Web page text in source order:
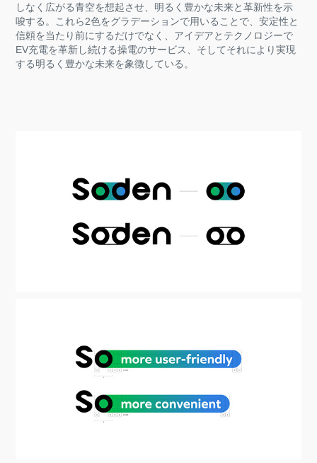
しなく広がる青空を想起させ、明るく豊かな未来と革新性を示
唆する。これら2色をグラデーションで用いることで、安定性と
信頼を当たり前にするだけでなく、アイデアとテクノロジーで
EV充電を革新し続ける操電のサービス、そしてそれにより実現
する明るく豊かな未来を象徴している。